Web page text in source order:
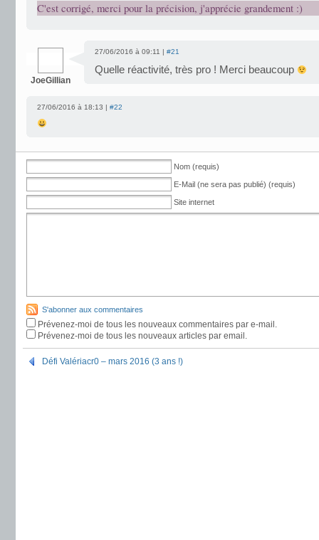
C'est corrigé, merci pour la précision, j'apprécie grandement :)
JoeGillian
27/06/2016 à 09:11 | #21
Quelle réactivité, très pro ! Merci beaucoup
27/06/2016 à 18:13 | #22
Nom (requis)
E-Mail (ne sera pas publié) (requis)
Site internet
S'abonner aux commentaires
Prévenez-moi de tous les nouveaux commentaires par e-mail.
Prévenez-moi de tous les nouveaux articles par email.
Défi Valériacr0 – mars 2016 (3 ans !)